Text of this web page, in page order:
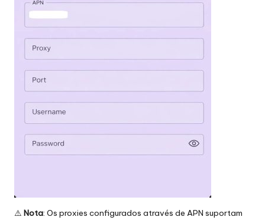
⚠️ Nota: Os proxies configurados através de APN suportam